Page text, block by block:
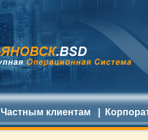
Частным клиентам